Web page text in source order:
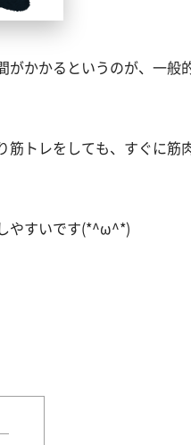
がかかるというのが、一般
トレをしても、すぐに筋
やすいです(*^ω^*)